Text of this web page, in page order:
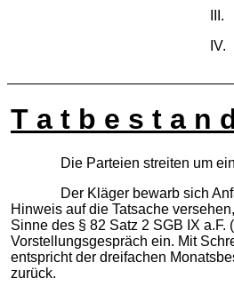
T a t b e s t a n
Die Parteien streiten um eine
Der Kläger bewarb sich Anfang
Hinweis auf die Tatsache
Sinne des § 82 Satz 2 SGB IX
Vorstellungsgespräch ein. Mit
entspricht der dreifachen
zurück.